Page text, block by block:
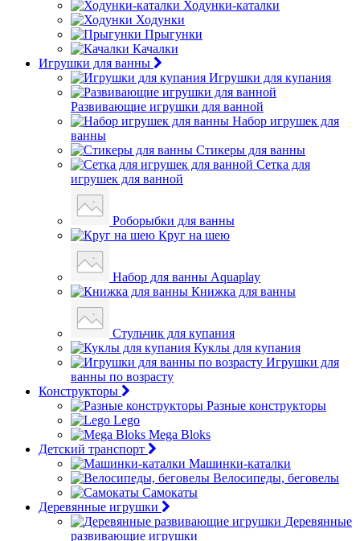
Ходунки-каталки
Ходунки
Прыгунки
Качалки
Игрушки для ванны
Игрушки для купания
Развивающие игрушки для ванной
Набор игрушек для
ванны
Стикеры для ванны
Сетка для
игрушек для ванной
Роборыбки для ванны
Круг на шею
Набор для ванны Aquaplay
Книжка для ванны
Стульчик для купания
Куклы для купания
Игрушки для
ванны по возрасту
Конструкторы
Разные конструкторы
Lego
Mega Bloks
Детский транспорт
Машинки-каталки
Велосипеды, беговелы
Самокаты
Деревянные игрушки
Деревянные
развивающие игрушки